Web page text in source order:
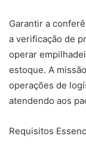
Garantir a
a verificação de
operar
estoque. A
operações de
atendendo aos
Requisitos